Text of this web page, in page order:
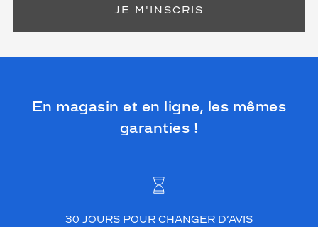
JE M'INSCRIS
En magasin et en ligne, les mêmes
garanties !
30 JOURS POUR CHANGER D’AVIS